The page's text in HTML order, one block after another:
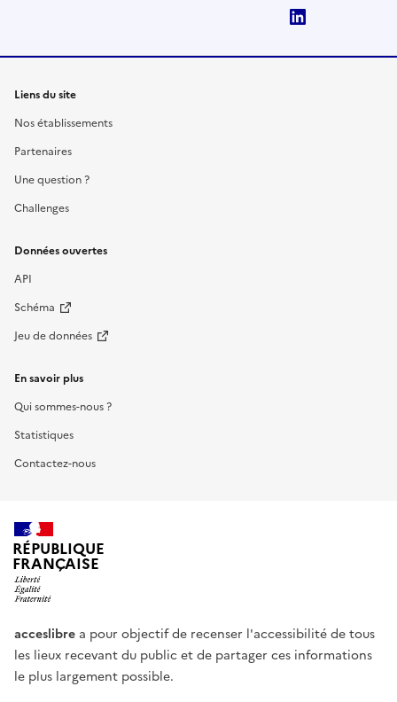
Liens du site
Nos établissements
Partenaires
Une question ?
Challenges
Données ouvertes
API
Schéma
Jeu de données
En savoir plus
Qui sommes-nous ?
Statistiques
Contactez-nous
RÉPUBLIQUE
FRANÇAISE
acceslibre a pour objectif de recenser l'accessibilité de tous
les lieux recevant du public et de partager ces informations
le plus largement possible.